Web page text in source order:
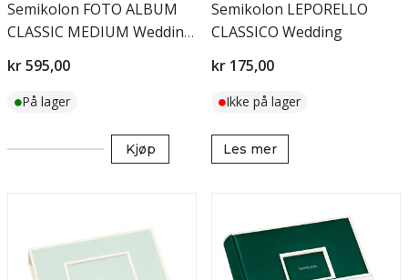
Semikolon FOTO ALBUM
CLASSIC MEDIUM Wedding
kr 595,00
På lager
Kjøp
Semikolon LEPORELLO
CLASSICO Wedding
kr 175,00
Ikke på lager
Les mer